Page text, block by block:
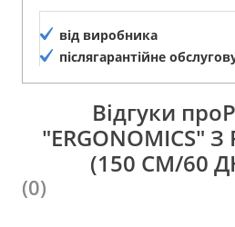
від виробника
післягарантійне
Відгуки
"ERGONOMICS"
(150 СМ/60
(0)